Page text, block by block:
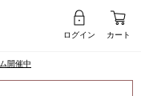
ログイン カート
開催中